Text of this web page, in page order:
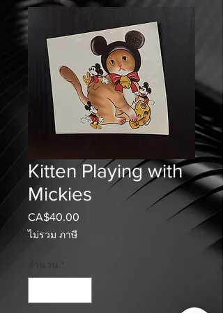
Kitten Playing with
Mickies
CA$40.00
ไม่รวม ภาษี
*